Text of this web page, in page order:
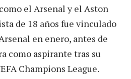
el Arsenal y el Aston
de 18 años fue vinculado
en enero, antes de
como aspirante tras su
Champions League.